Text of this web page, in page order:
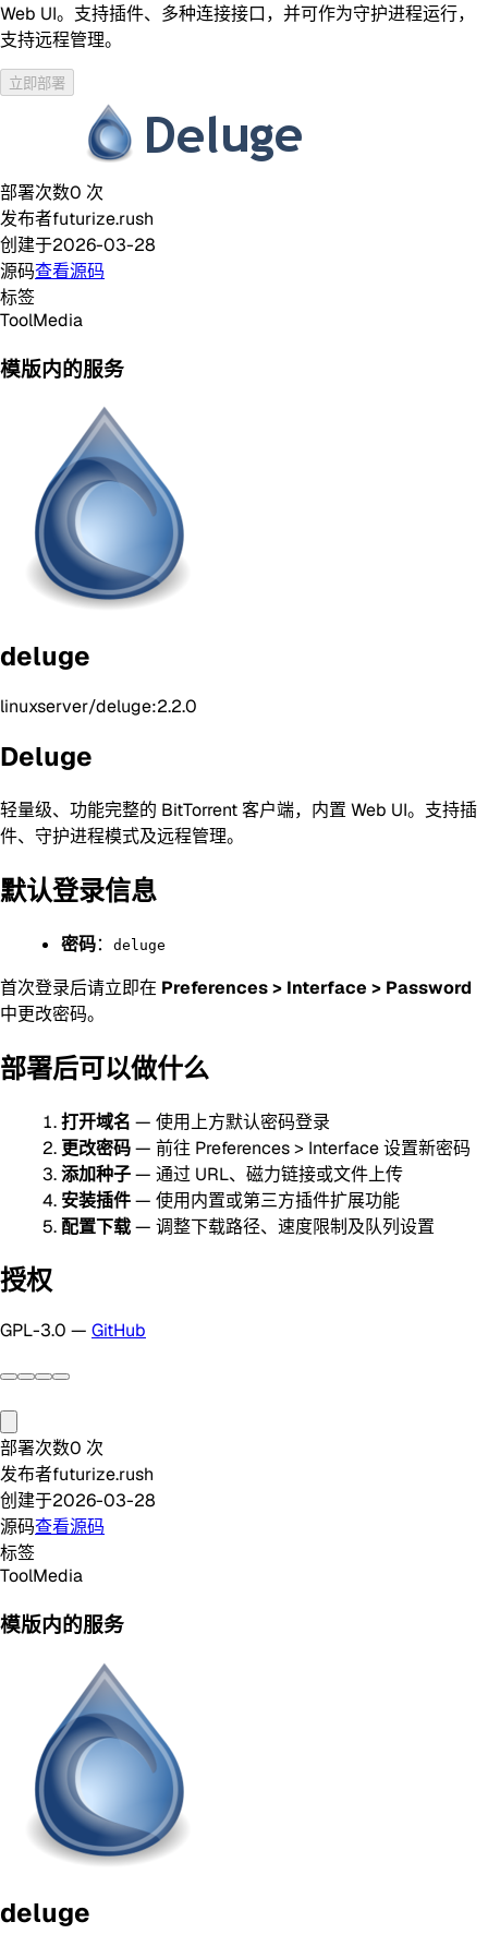
Web UI。支持插件、多种连接接口，并可作为守护进程运行，
支持远程管理。
立即部署
部署次数0 次
发布者futurize.rush
创建于2026-03-28
源码查看源码
标签
ToolMedia
模版内的服务
deluge
linuxserver/deluge:2.2.0
Deluge
轻量级、功能完整的 BitTorrent 客户端，内置 Web UI。支持插
件、守护进程模式及远程管理。
默认登录信息
密码： deluge
首次登录后请立即在 Preferences > Interface > Password
中更改密码。
部署后可以做什么
打开域名 — 使用上方默认密码登录
更改密码— 前往 Preferences > Interface 设置新密码
添加种子— 通过 URL、磁力链接或文件上传
安装插件— 使用内置或第三方插件扩展功能
配置下载— 调整下载路径、速度限制及队列设置
授权
GPL-3.0 — GitHub
部署次数0 次
发布者futurize.rush
创建于2026-03-28
源码查看源码
标签
ToolMedia
模版内的服务
deluge